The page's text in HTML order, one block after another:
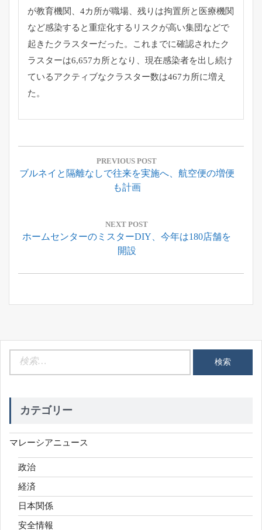
が教育機関、4カ所が職場、 残りは拘置所と医療機関
など感染すると重症化するリスクが高い集団などで
起きたクラスターだった。
これまでに確認されたク
ラスターは6,657カ所となり、 現在感染者を出し続け
ているアクティブなクラスター数は467カ 所に増え
た。
投
ナ
シ
ン
PREVIOUS POST
Previous
ブルネイと隔離なしで往来を実施へ、航空便の増便
も計画
NEXT POST
Next
ホームセンターのミスターDIY、今年は180店舗を
開設
カテゴリー
マレーシアニュース
政治
経済
日本関係
安全情報